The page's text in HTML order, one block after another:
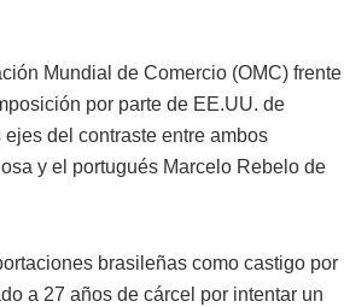
Mundial de Comercio (OMC) frente
por parte de EE.UU. de
del contraste entre ambos
y el portugués Marcelo Rebelo de
brasileñas como castigo por
a 27 años de cárcel por intentar un